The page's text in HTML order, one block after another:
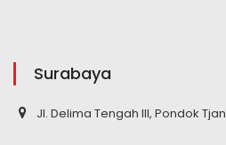
Surabaya
Jl. Delima Tengah III, Pondok